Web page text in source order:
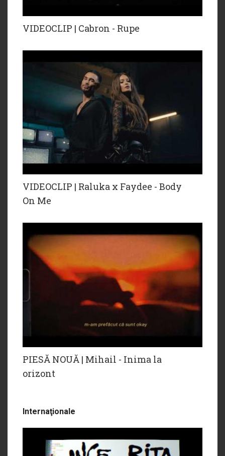
VIDEOCLIP | Cabron - Rupe
VIDEOCLIP | Raluka x Faydee - Body
On Me
PIESĂ NOUĂ | Mihail - Inima la
orizont
Internaţionale